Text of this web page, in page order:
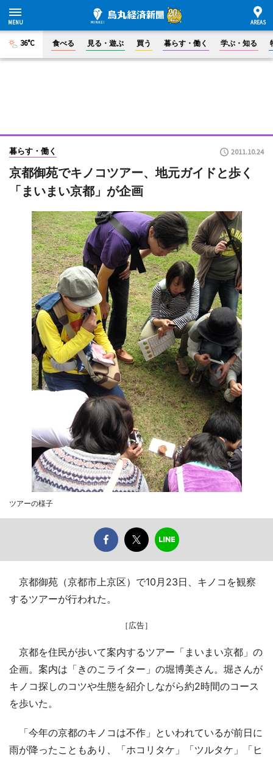
36°C 食べる 見る・遊ぶ 買う 暮らす・働く 学ぶ・知る
暮らす・働く 2011.10.24
京都御苑でキノコツアー、地元ガイドと歩く
「まいまい京都」が企画
ツアーの様子
京都御苑（京都市上京区）で10月23日、キノコを観察
するツアーが行われた。
［広告］
京都を住民が歩いて案内するツアー「まいまい京都」の
企画。案内は「きのこライター」の堀博美さん。堀さんが
キノコ探しのコツや生態を紹介しながら約2時間のコース
を歩いた。
「今年の京都のキノコは不作」といわれているが前日に
雨が降ったこともあり、「ホコリタケ」「ツルタケ」「ヒ